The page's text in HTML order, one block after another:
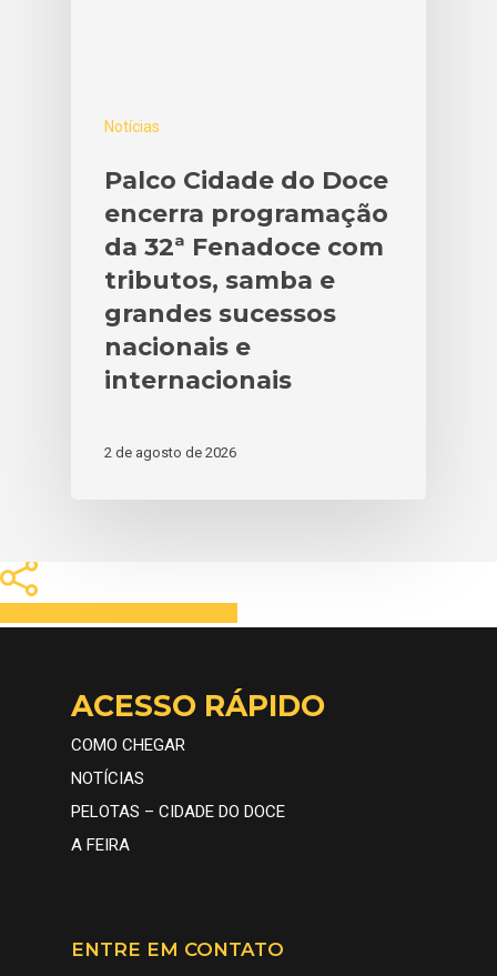
Notícias
Palco Cidade do Doce
encerra programação
da 32ª Fenadoce com
tributos, samba e
grandes sucessos
nacionais e
internacionais
2 de agosto de 2026
ACESSO RÁPIDO
COMO CHEGAR
NOTÍCIAS
PELOTAS – CIDADE DO DOCE
A FEIRA
ENTRE EM CONTATO